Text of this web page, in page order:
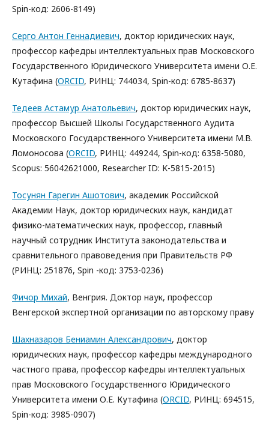
Spin-код: 2606-8149)
Серго Антон Геннадиевич, доктор юридических наук,
профессор кафедры интеллектуальных прав Московского
Государственного Юридического Университета имени О.Е.
Кутафина (ORCID, РИНЦ: 744034, Spin-код: 6785-8637)
Тедеев Астамур Анатольевич, доктор юридических наук,
профессор Высшей Школы Государственного Аудита
Московского Государственного Университета имени М.В.
Ломоносова (ORCID, РИНЦ: 449244, Spin-код: 6358-5080,
Scopus: 56042621000, Researcher ID: K-5815-2015)
Тосунян Гарегин Ашотович, академик Российской
Академии Наук, доктор юридических наук, кандидат
физико-математических наук, профессор, главный
научный сотрудник Института законодательства и
сравнительного правоведения при Правительств РФ
(РИНЦ: 251876, Spin -код: 3753-0236)
Фичор Михай, Венгрия. Доктор наук, профессор
Венгерской экспертной организации по авторскому праву
Шахназаров Бениамин Александрович, доктор
юридических наук, профессор кафедры международного
частного права, профессор кафедры интеллектуальных
прав Московского Государственного Юридического
Университета имени О.Е. Кутафина (ORCID, РИНЦ: 694515,
Spin-код: 3985-0907)